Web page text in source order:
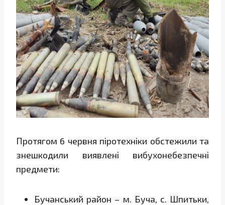
Протягом 6 червня піротехніки обстежили та
знешкодили виявлені вибухонебезпечні
предмети:
Бучанський район – м. Буча, с. Шпитьки,